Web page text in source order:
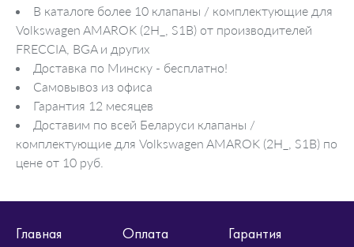
В каталоге более 10 клапаны / комплектующие для
Volkswagen AMAROK (2H_, S1B) от производителей
FRECCIA, BGA и других
Доставка по Минску - бесплатно!
Самовывоз из офиса
Гарантия 12 месяцев
Доставим по всей Беларуси клапаны /
комплектующие для Volkswagen AMAROK (2H_, S1B) по
цене от 10 руб.
Главная Оплата
Гарантия